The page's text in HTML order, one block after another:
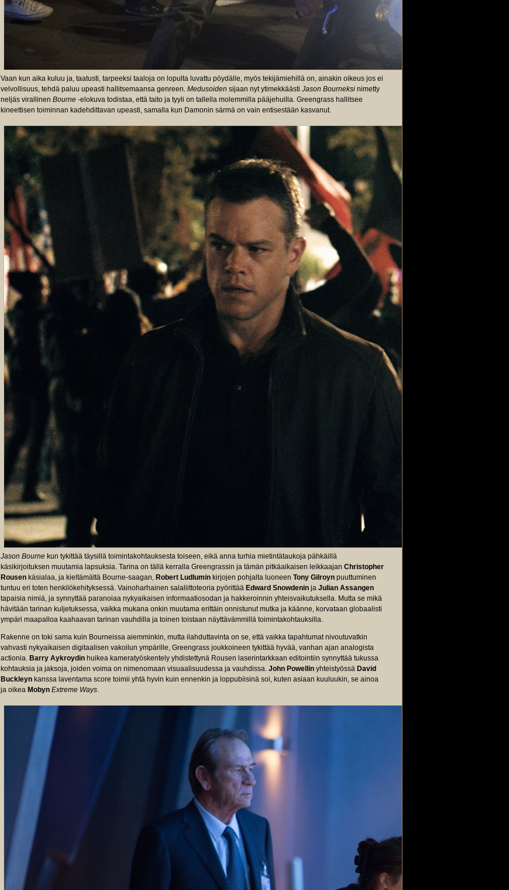
Vaan kun aika kuluu ja, taatusti, tarpeeksi taaloja on lopulta luvattu pöydälle, myös tekijämiehillä on, ainakin oikeus jos ei
velvollisuus, tehdä paluu upeasti hallitsemaansa genreen. Medusoiden sijaan nyt ytimekkäästi Jason Bourneksi nimetty
neljäs virallinen Bourne -elokuva todistaa, että taito ja tyyli on tallella molemmilla pääjehuilla. Greengrass hallitsee
kineettisen toiminnan kadehdittavan upeasti, samalla kun Damonin särmä on vain entisestään kasvanut.
Jason Bourne kun tykittää täysillä toimintakohtauksesta toiseen, eikä anna turhia mietintätaukoja pähkäillä
käsikirjoituksen muutamia lapsuksia. Tarina on tällä kerralla Greengrassin ja tämän pitkäaikaisen leikkaajan Christopher
Rousen käsialaa, ja kieltämättä Bourne-saagan, Robert Ludlumin kirjojen pohjalta luoneen Tony Gilroyn puuttuminen
tuntuu eri toten henkilökehityksessä. Vainoharhainen salaliittoteoria pyörittää Edward Snowdenin ja Julian Assangen
tapaisia nimiä, ja synnyttää paranoiaa nykyaikaisen informaatiosodan ja hakkeroinnin yhteisvaikutuksella. Mutta se mikä
hävitään tarinan kuljetuksessa, vaikka mukana onkin muutama erittäin onnistunut mutka ja käänne, korvataan globaalisti
ympäri maapalloa kaahaavan tarinan vauhdilla ja toinen toistaan näyttävämmillä toimintakohtauksilla.
Rakenne on toki sama kuin Bourneissa aiemminkin, mutta ilahduttavinta on se, että vaikka tapahtumat nivoutuvatkin
vahvasti nykyaikaisen digitaalisen vakoilun ympärille, Greengrass joukkoineen tykittää hyvää, vanhan ajan analogista
actionia. Barry Aykroydin huikea kameratyöskentely yhdistettynä Rousen laserintarkkaan editointiin synnyttää tukussa
kohtauksia ja jaksoja, joiden voima on nimenomaan visuaalisuudessa ja vauhdissa. John Powellin yhteistyössä David
Buckleyn kanssa laventama score toimii yhtä hyvin kuin ennenkin ja loppubiisinä soi, kuten asiaan kuuluukin, se ainoa
ja oikea Mobyn Extreme Ways.